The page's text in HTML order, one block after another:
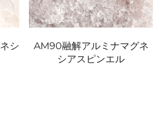
シ
AM90融解アルミナマグネ
シアスピンエル